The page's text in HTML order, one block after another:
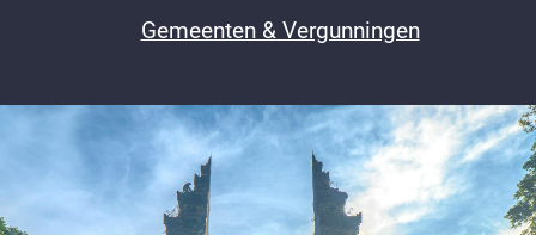
Gemeenten & Vergunningen